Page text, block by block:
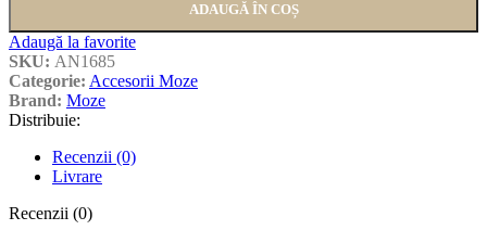
ADAUGĂ ÎN COȘ
Adaugă la favorite
SKU: AN1685
Categorie: Accesorii Moze
Brand: Moze
Distribuie:
Recenzii (0)
Livrare
Recenzii (0)